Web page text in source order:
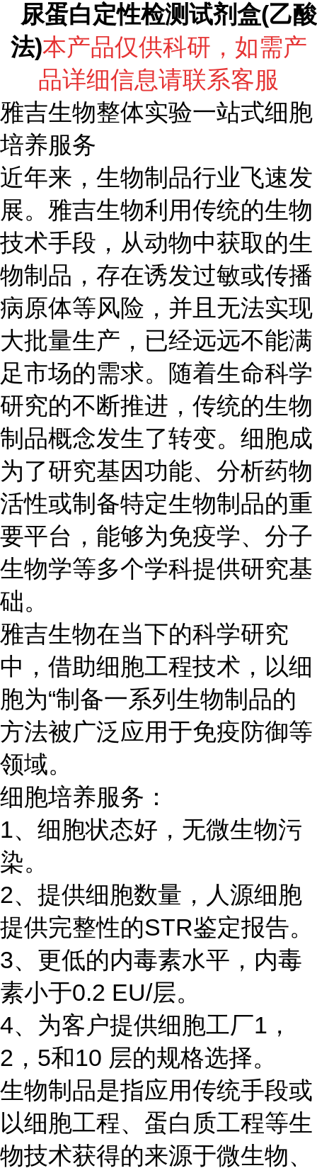
尿蛋白定性检测试剂盒(乙酸
法)本产品仅供科研，如需产
品详细信息请联系客服
雅吉生物整体实验一站式细胞
培养服务
近年来，生物制品行业飞速发
展。雅吉生物利用传统的生物
技术手段，从动物中获取的生
物制品，存在诱发过敏或传播
病原体等风险，并且无法实现
大批量生产，已经远远不能满
足市场的需求。随着生命科学
研究的不断推进，传统的生物
制品概念发生了转变。细胞成
为了研究基因功能、分析药物
活性或制备特定生物制品的重
要平台，能够为免疫学、分子
生物学等多个学科提供研究基
础。
雅吉生物在当下的科学研究
中，借助细胞工程技术，以细
胞为“制备一系列生物制品的
方法被广泛应用于免疫防御等
领域。
细胞培养服务：
1、细胞状态好，无微生物污
染。
2、提供细胞数量，人源细胞
提供完整性的STR鉴定报告。
3、更低的内毒素水平，内毒
素小于0.2 EU/层。
4、为客户提供细胞工厂1，
2，5和10 层的规格选择。
生物制品是指应用传统手段或
以细胞工程、蛋白质工程等生
物技术获得的来源于微生物、